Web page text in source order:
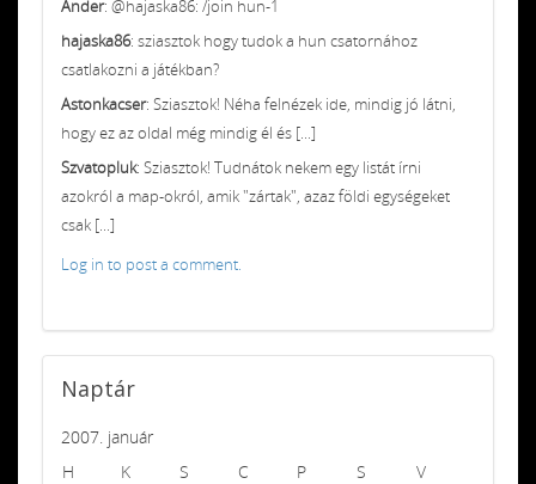
Ander: @hajaska86: /join hun-1
hajaska86: sziasztok hogy tudok a hun csatornához
csatlakozni a játékban?
Astonkacser: Sziasztok! Néha felnézek ide, mindig jó látni,
hogy ez az oldal még mindig él és [...]
Szvatopluk: Sziasztok! Tudnátok nekem egy listát írni
azokról a map-okról, amik "zártak", azaz földi egységeket
csak [...]
Log in to post a comment.
Naptár
2007. január
H
K S C P S
V